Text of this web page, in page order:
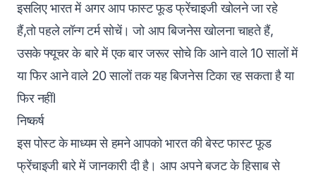
इसलिए भारत में अगर आप फास्ट फूड फ्रेंचाइजी खोलने जा रहे
हैं,तो पहले लॉन्ग टर्म सोचें। जो आप बिजनेस खोलना चाहते हैं,
उसके फ्यूचर के बारे में एक बार जरूर सोचे कि आने वाले 10 सालों में
या फिर आने वाले 20 सालों तक यह बिजनेस टिका रह सकता है या
फिर नहींl
निष्कर्ष
इस पोस्ट के माध्यम से हमने आपको भारत की बेस्ट फास्ट फूड
फ्रेंचाइजी बारे में जानकारी दी है। आप अपने बजट के हिसाब से